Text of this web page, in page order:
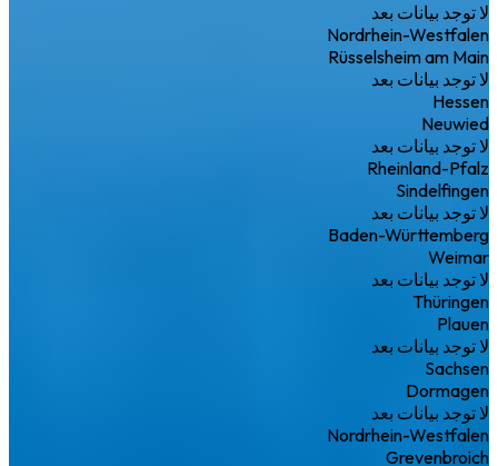
لا توجد بيانات بعد
Nordrhein-Westfalen
Rüsselsheim am Main
لا توجد بيانات بعد
Hessen
Neuwied
لا توجد بيانات بعد
Rheinland-Pfalz
Sindelfingen
لا توجد بيانات بعد
Baden-Württemberg
Weimar
لا توجد بيانات بعد
Thüringen
Plauen
لا توجد بيانات بعد
Sachsen
Dormagen
لا توجد بيانات بعد
Nordrhein-Westfalen
Grevenbroich